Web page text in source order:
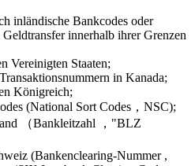
inländische Bankcodes oder
innerhalb ihrer Grenzen
Vereinigten Staaten;
in Kanada;
Königreich;
(National Sort Codes，NSC);
（Bankleitzahl ，"BLZ
(Bankenclearing-Nummer ,